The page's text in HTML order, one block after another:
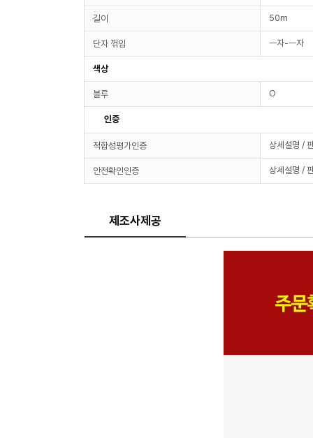
길이 50m
단자 꺾임 ㅡ자-ㅡ자
색상
블루 O
인증
적합성평가인증 상세설명 /
안전확인인증 상세설명 /
제조사제공